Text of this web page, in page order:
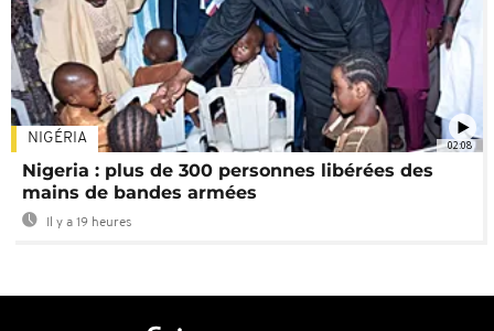
02:08
NIGÉRIA
Nigeria : plus de 300 personnes libérées des
mains de bandes armées
Il y a 19 heures